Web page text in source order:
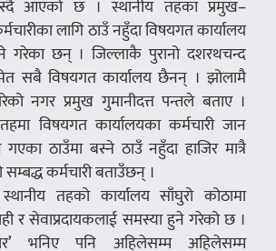
आएको छ । स्थानीय तहका प्रमुख–
लागि ठाउँ नहुँदा विषयगत कार्यालय
गरेका छन् । जिल्लाकै पुरानो दशरथचन्द
सबै विषयगत कार्यालय छैनन् । झोलामै
नगर प्रमुख गुमानीदत्त पन्तले बताए ।
विषयगत कार्यालयका कर्मचारी जान
ठाउँमा बस्ने ठाउँ नहुँदा हाजिर मात्रै
कर्मचारी बताउँछन् ।
तहको कार्यालय साँघुरो कोठामा
र सेवाप्रदायकलाई समस्या हुने गरेको छ ।
भनिए पनि अहिलेसम्म अहिलेसम्म